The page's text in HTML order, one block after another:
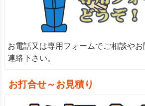
お電話又は専用フォームでご相談や
連絡下さい。
お打合せ～お見積り